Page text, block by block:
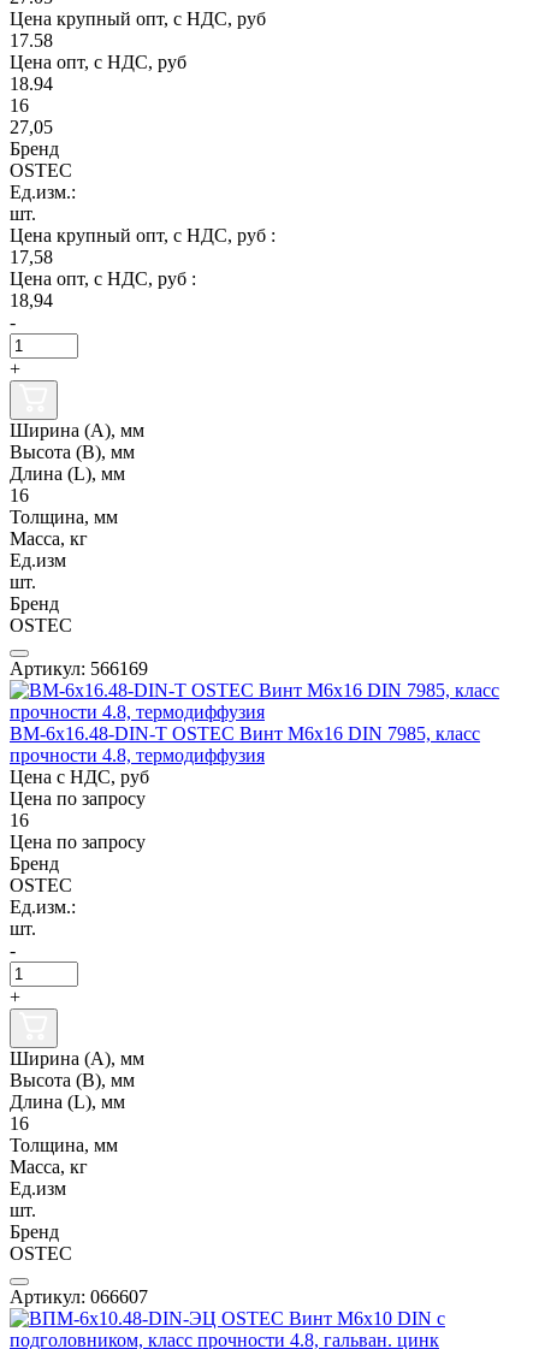
Цена крупный опт, с НДС, руб
17.58
Цена опт, с НДС, руб
18.94
16
27,05
Бренд
OSTEC
Ед.изм.:
шт.
Цена крупный опт, с НДС, руб :
17,58
Цена опт, с НДС, руб :
18,94
-
+
Ширина (А), мм
Высота (В), мм
Длина (L), мм
16
Толщина, мм
Масса, кг
Ед.изм
шт.
Бренд
OSTEC
Артикул: 566169
ВМ-6х16.48-DIN-Т OSTEC Винт М6х16 DIN 7985, класс
прочности 4.8, термодиффузия
Цена с НДС, руб
Цена по запросу
16
Цена по запросу
Бренд
OSTEC
Ед.изм.:
шт.
-
+
Ширина (А), мм
Высота (В), мм
Длина (L), мм
16
Толщина, мм
Масса, кг
Ед.изм
шт.
Бренд
OSTEC
Артикул: 066607